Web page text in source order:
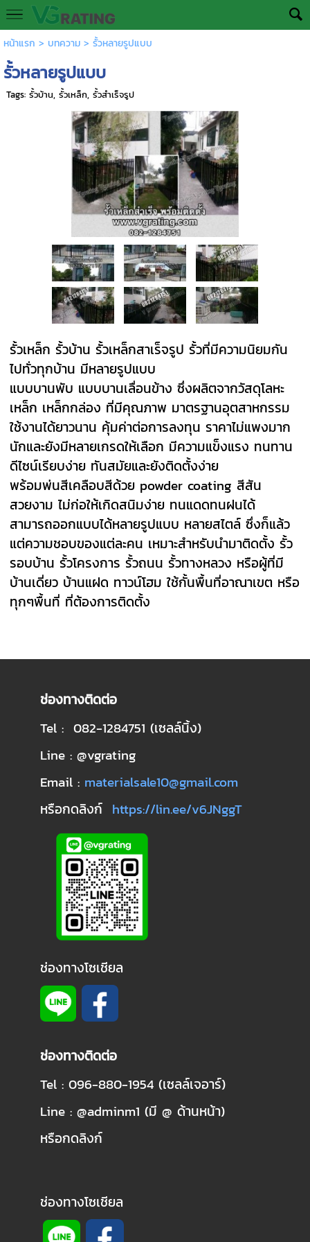
หน้าแรก > บทความ> รั้วหลายรูปแบบ
รั้วหลายรูปแบบ
Tags: รั้วบ้าน, รั้วเหล็ก, รั้วสำเร็จรูป
รั้วเหล็ก รั้วบ้าน รั้วเหล็กสาเร็จรูป รั้วที่มีความนิยมกัน
ไปทั่วทุกบ้าน มีหลายรูปแบบ
แบบบานพับ แบบบานเลื่อนข้าง ซึ่งผลิตจากวัสดุโลหะ
เหล็ก เหล็กกล่อง ที่มีคุณภาพ มาตรฐานอุตสาหกรรม
ใช้งานได้ยาวนาน คุ้มค่าต่อการลงทุน ราคาไม่แพงมาก
นักและยังมีหลายเกรดให้เลือก มีความแข็งแรง ทนทาน
ดีไซน์เรียบง่าย ทันสมัยและยังติดตั้งง่าย
พร้อมพ่นสีเคลือบสีด้วย powder coating สีสัน
สวยงาม ไม่ก่อให้เกิดสนิมง่าย ทนแดดทนฝนได้
สามารถออกแบบได้หลายรูปแบบ หลายสไตล์ ซึ่งก็แล้ว
แต่ความชอบของแต่ละคน เหมาะสำหรับนำมาติดตั้ง รั้ว
รอบบ้าน รั้วโครงการ รั้วถนน รั้วทางหลวง หรือผู้ที่มี
บ้านเดี่ยว บ้านแฝด ทาวน์โฮม ใช้กั้นพื้นที่อาณาเขต หรือ
ทุกๆพื้นที่ ที่ต้องการติดตั้ง
ช่องทางติดต่อ
Tel : 082-1284751 (เซลล์นิ้ง)
Line : @vgrating
Email : materialsale10@gmail.com
หรือกดลิงก์ https://lin.ee/v6JNggT
ช่องทางโซเชียล
ช่องทางติดต่อ
Tel : 096-880-1954 (เซลล์เจอาร์)
Line : @adminm1 (มี @ ด้านหน้า)
หรือกดลิงก์
ช่องทางโซเชียล